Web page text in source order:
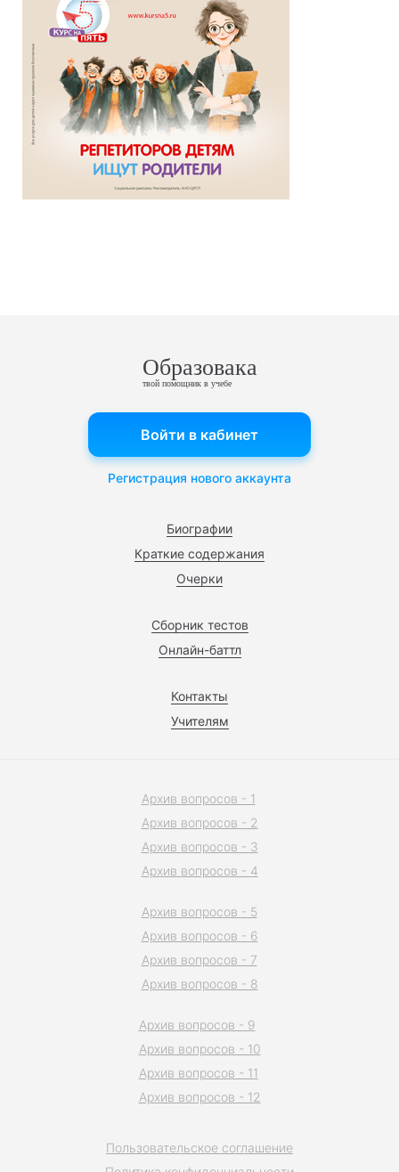
Образовака
твой помощник в учебе
Биографии
Краткие содержания
Очерки
Сборник тестов
Онлайн-баттл
Контакты
Учителям
Войти в кабинет
Регистрация нового аккаунта
Пользовательское соглашение
Архив вопросов - 1
Архив вопросов - 2
Архив вопросов - 3
Архив вопросов - 4
Архив вопросов - 5
Архив вопросов - 6
Архив вопросов - 7
Архив вопросов - 8
Архив вопросов - 9
Архив вопросов - 10
Архив вопросов - 11
Архив вопросов - 12